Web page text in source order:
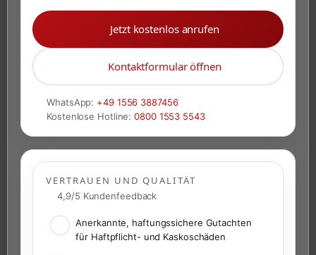
Jetzt kostenlos anrufen
Kontaktformular öffnen
WhatsApp: +49 1556 3887456
Kostenlose Hotline:0800 1553 5543
VERTRAUEN UND QUALITÄT
4,9/5 Kundenfeedback
Anerkannte, haftungssichere Gutachten
für Haftpflicht- und Kaskoschäden